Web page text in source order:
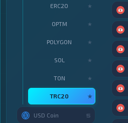
ERC20 ★
OPTM ★
POLYGON ★
SOL ★
TON ★
TRC20 ★
USD Coin 5